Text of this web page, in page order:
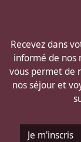
Recevez dans
informé de nos
vous permet de
nos séjour et
Je m'inscris